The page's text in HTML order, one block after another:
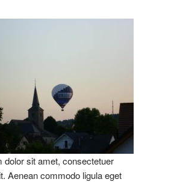
dolor sit amet, consectetuer
Aenean commodo ligula eget